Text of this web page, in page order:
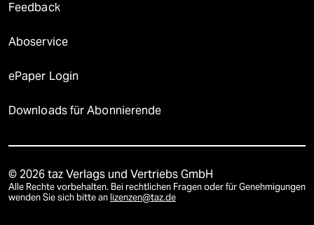
Feedback
Aboservice
ePaper Login
Downloads für Abonnierende
© 2026 taz Verlags und Vertriebs GmbH
Alle Rechte vorbehalten. Bei rechtlichen Fragen oder für Genehmigungen
wenden Sie sich bitte an lizenzen@taz.de